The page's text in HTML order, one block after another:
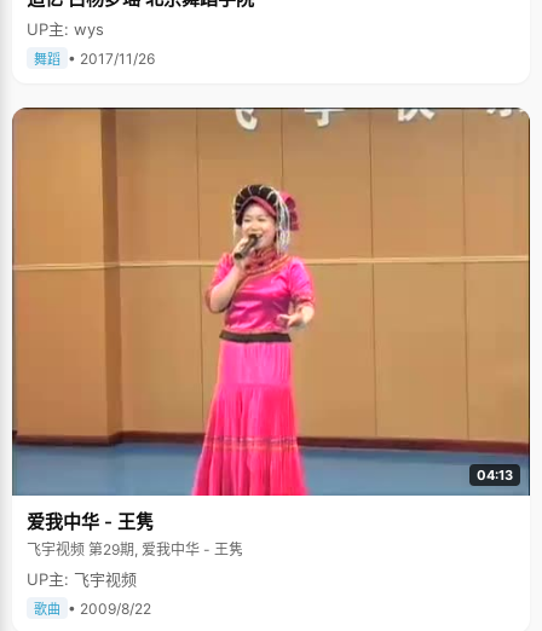
UP主: wys
舞蹈 • 2017/11/26
04:13
爱我中华 - 王隽
飞宇视频 第29期, 爱我中华 - 王隽
UP主: 飞宇视频
歌曲 • 2009/8/22